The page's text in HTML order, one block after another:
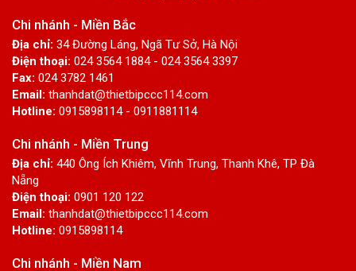
Chi nhánh - Miền Bắc
Địa chỉ: 34 Đường Láng, Ngã Tư Sở, Hà Nội
Điện thoại: 024 3564 1884 - 024 3564 3397
Fax: 024 3782 1461
Email: thanhdat@thietbipccc114.com
Hotline: 0915898114 - 0911881114
Chi nhánh - Miền Trung
Địa chỉ: 440 Ông Ích Khiêm, Vĩnh Trung, Thanh Khê, TP Đà
Nẵng
Điện thoại: 0901 120 122
Email: thanhdat@thietbipccc114.com
Hotline: 0915898114
Chi nhánh - Miền Nam